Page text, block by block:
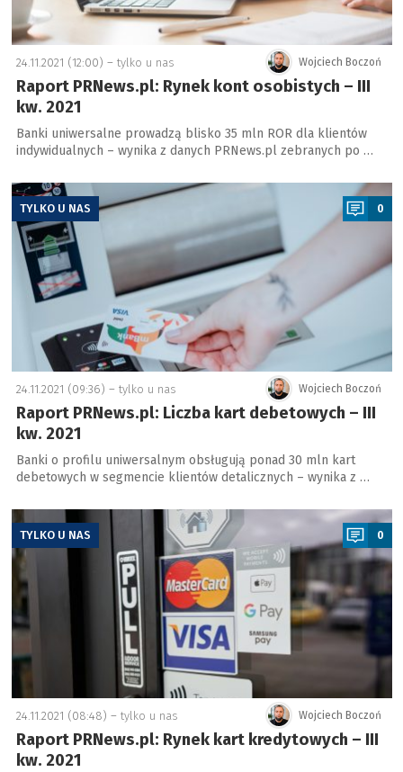
Wojciech Boczoń
24.11.2021 (12:00) – tylko u nas
Raport PRNews.pl: Rynek kont osobistych – III
kw. 2021
Banki uniwersalne prowadzą blisko 35 mln ROR dla klientów
indywidualnych – wynika z danych PRNews.pl zebranych po …
a
TYLKO U NAS 0
Wojciech Boczoń
24.11.2021 (09:36) – tylko u nas
Raport PRNews.pl: Liczba kart debetowych – III
kw. 2021
Banki o profilu uniwersalnym obsługują ponad 30 mln kart
debetowych w segmencie klientów detalicznych – wynika z …
a
TYLKO U NAS 0
Wojciech Boczoń
24.11.2021 (08:48) – tylko u nas
Raport PRNews.pl: Rynek kart kredytowych – III
kw. 2021